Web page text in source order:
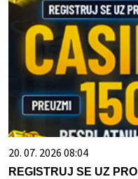
20. 07. 2026 08:04
REGISTRUJ SE UZ